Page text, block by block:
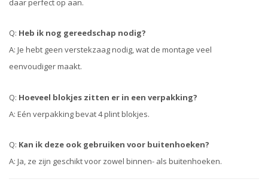
daar perfect op aan.
Q: Heb ik nog gereedschap nodig?
A: Je hebt geen verstekzaag nodig, wat de montage veel
eenvoudiger maakt.
Q: Hoeveel blokjes zitten er in een verpakking?
A: Eén verpakking bevat 4 plint blokjes.
Q: Kan ik deze ook gebruiken voor buitenhoeken?
A: Ja, ze zijn geschikt voor zowel binnen- als buitenhoeken.